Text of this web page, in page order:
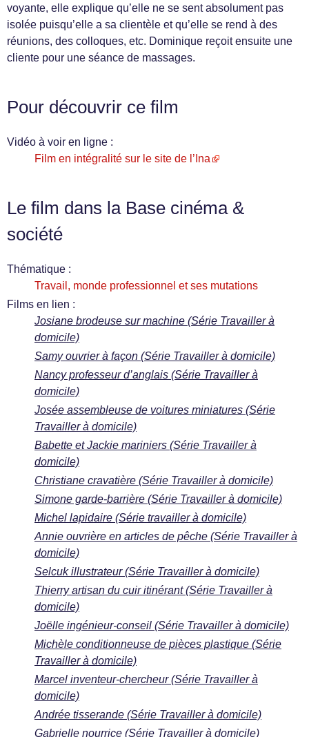
voyante, elle explique qu’elle ne se sent absolument pas
isolée puisqu’elle a sa clientèle et qu’elle se rend à des
réunions, des colloques, etc. Dominique reçoit ensuite une
cliente pour une séance de massages.
Pour découvrir ce film
Vidéo à voir en ligne :
Film en intégralité sur le site de l’Ina
Le film dans la Base cinéma &
société
Thématique :
Travail, monde professionnel et ses mutations
Films en lien :
Josiane brodeuse sur machine (Série Travailler à
domicile)
Samy ouvrier à façon (Série Travailler à domicile)
Nancy professeur d’anglais (Série Travailler à
domicile)
Josée assembleuse de voitures miniatures (Série
Travailler à domicile)
Babette et Jackie mariniers (Série Travailler à
domicile)
Christiane cravatière (Série Travailler à domicile)
Simone garde-barrière (Série Travailler à domicile)
Michel lapidaire (Série travailler à domicile)
Annie ouvrière en articles de pêche (Série Travailler à
domicile)
Selcuk illustrateur (Série Travailler à domicile)
Thierry artisan du cuir itinérant (Série Travailler à
domicile)
Joëlle ingénieur-conseil (Série Travailler à domicile)
Michèle conditionneuse de pièces plastique (Série
Travailler à domicile)
Marcel inventeur-chercheur (Série Travailler à
domicile)
Andrée tisserande (Série Travailler à domicile)
Gabrielle nourrice (Série Travailler à domicile)